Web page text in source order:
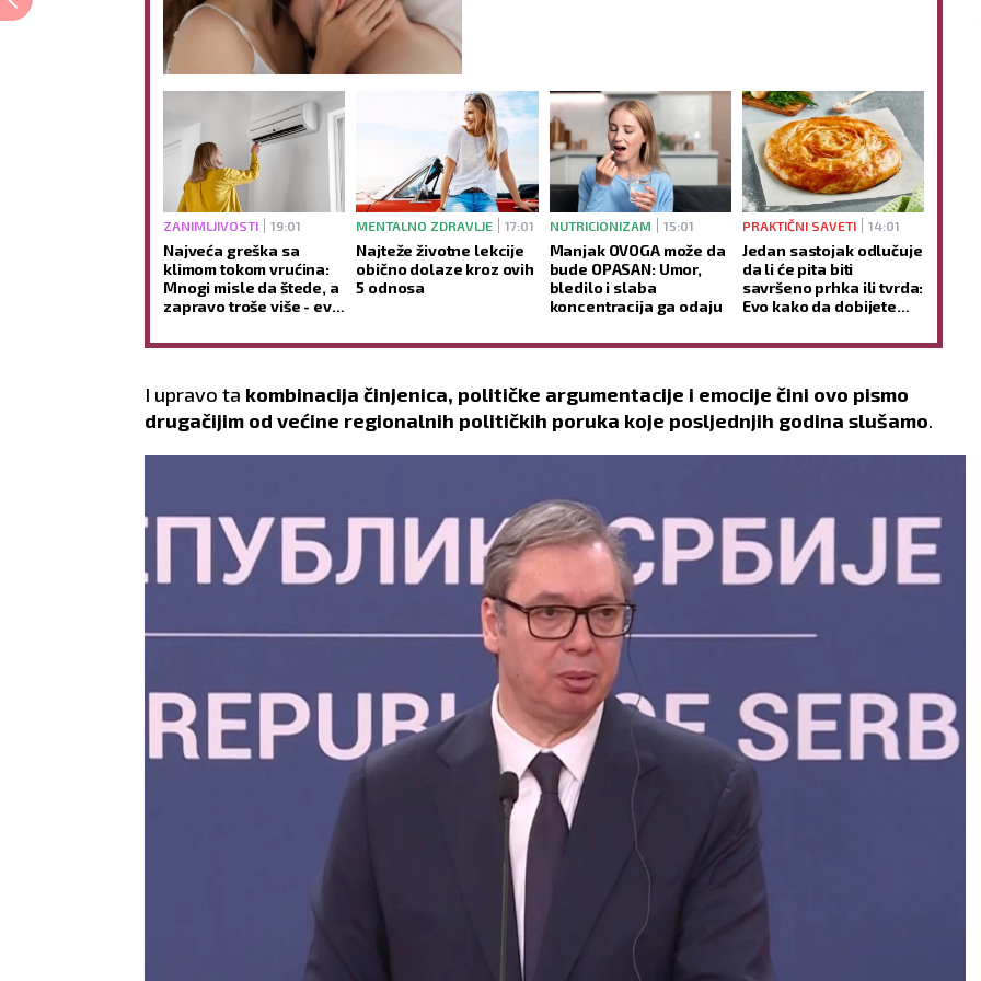
ZANIMLJIVOSTI 19:01
Najveća greška sa
klimom tokom vrućina:
Mnogi misle da štede, a
zapravo troše više - evo
MENTALNO ZDRAVLJE 17:01
Najteže životne lekcije
obično dolaze kroz ovih
5 odnosa
NUTRICIONIZAM 15:01
Manjak OVOGA može da
bude OPASAN: Umor,
bledilo i slaba
koncentracija ga odaju
PRAKTIČNI SAVETI 14:01
Jedan sastojak odlučuje
da li će pita biti
savršeno prhka ili tvrda:
Evo kako da dobijete
mnogo muke
I upravo ta kombinacija činjenica, političke argumentacije i emocije čini ovo pismo
drugačijim od većine regionalnih političkih poruka koje posljednjih godina slušamo.
21.3 - 20.4